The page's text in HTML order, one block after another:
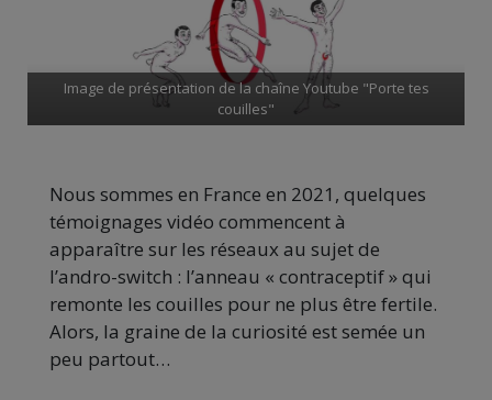
Image de présentation de la chaîne Youtube "Porte tes
couilles"
Nous sommes en France en 2021, quelques
témoignages vidéo commencent à
apparaître sur les réseaux au sujet de
l’andro-switch : l’anneau « contraceptif » qui
remonte les couilles pour ne plus être fertile.
Alors, la graine de la curiosité est semée un
peu partout…